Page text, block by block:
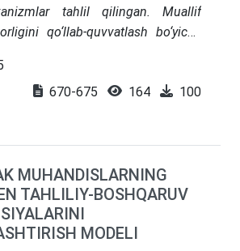
tahlil qilingan. Muallif
qo‘llab-quvvatlash bo‘yicha
chiqib, ularning samaradorligini
xizmat ko‘rsatish
ishtirokini kengaytirishga
sharoitga mos innovatsion
surilgan
670-675 164 100
MUHANDISLARNING
TAHLILIY-BOSHQARUV
MODELI